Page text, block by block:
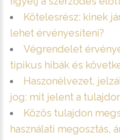
Kötelesrész: kinek
lehet érvényesíteni?
Végrendelet
tipikus hibák és
Haszonélvezet,
jog: mit jelent a
Közös tulajdon
használati megosztás,